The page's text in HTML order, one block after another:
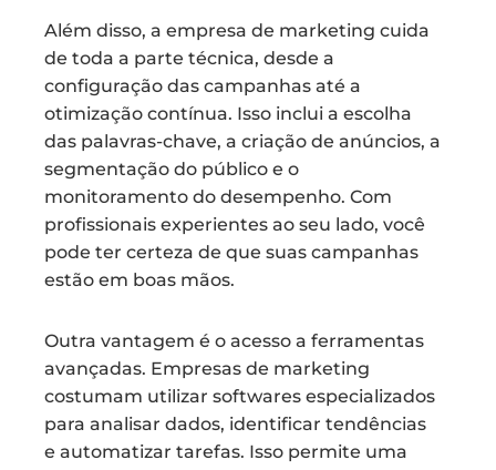
Além disso, a empresa de marketing cuida
de toda a parte técnica, desde a
configuração das campanhas até a
otimização contínua. Isso inclui a escolha
das palavras-chave, a criação de anúncios, a
segmentação do público e o
monitoramento do desempenho. Com
profissionais experientes ao seu lado, você
pode ter certeza de que suas campanhas
estão em boas mãos.
Outra vantagem é o acesso a ferramentas
avançadas. Empresas de marketing
costumam utilizar softwares especializados
para analisar dados, identificar tendências
e automatizar tarefas. Isso permite uma